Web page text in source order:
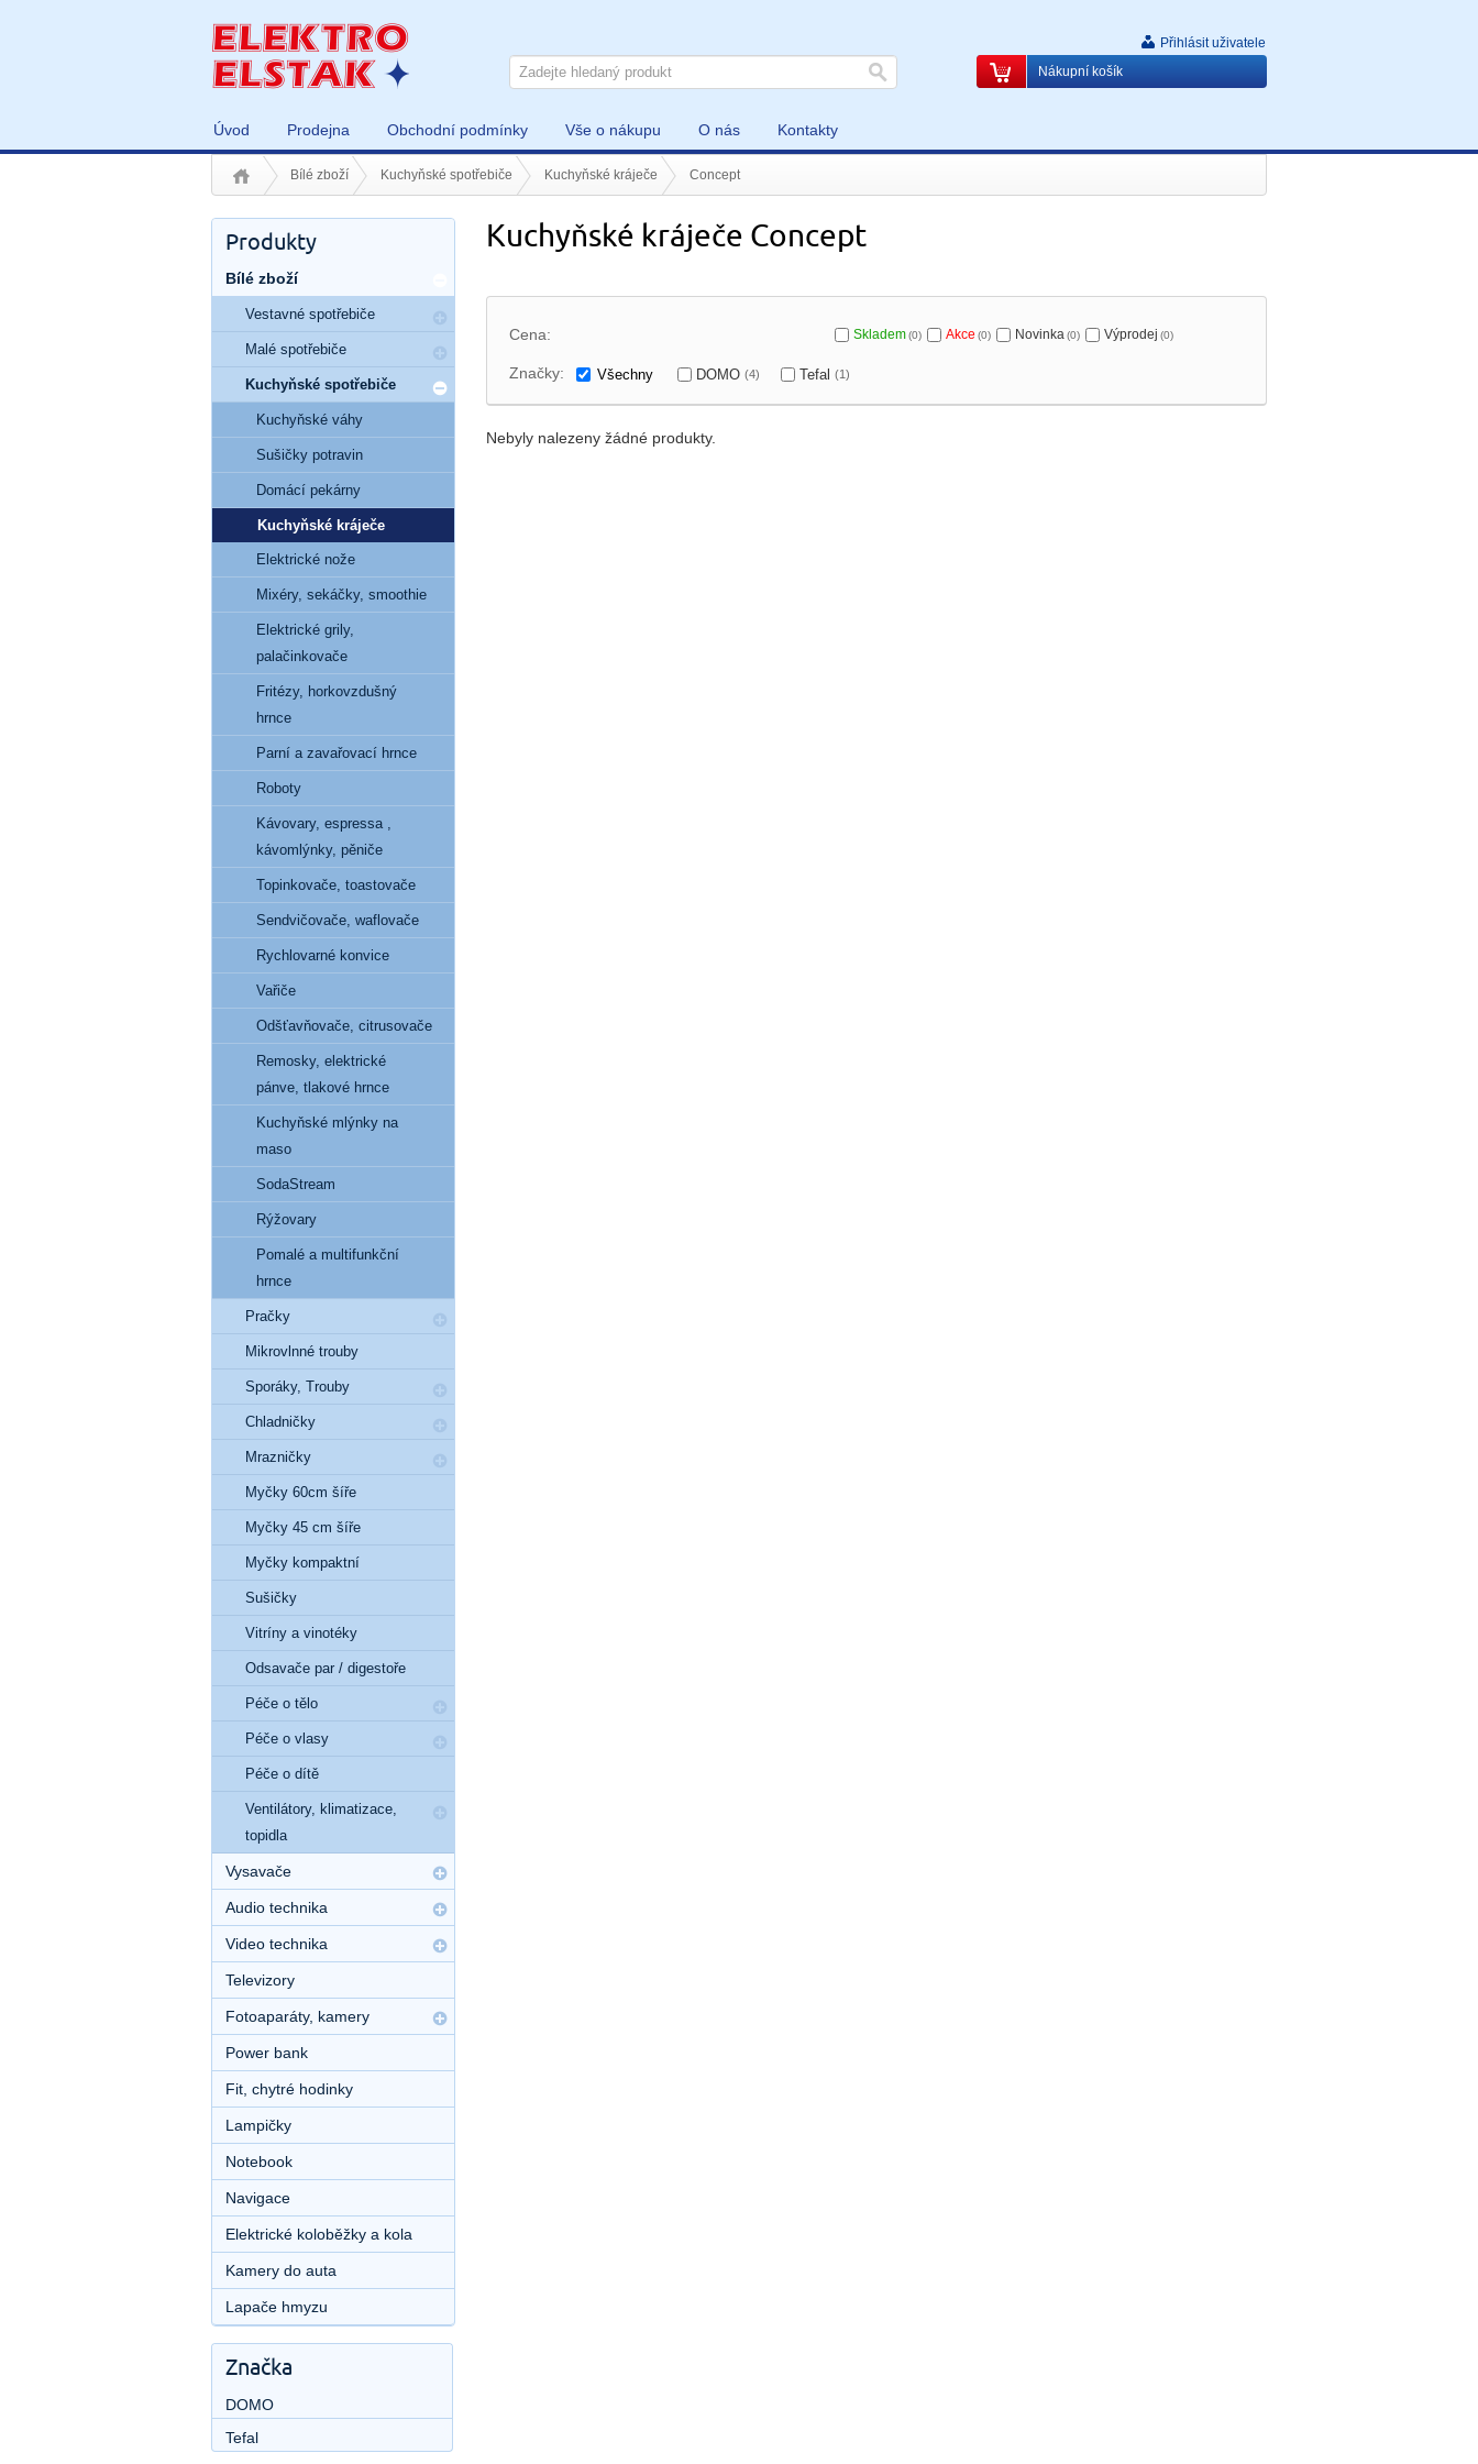
Úvod Prodejna Obchodní podmínky Vše o nákupu O nás Kontakty
Přihlásit uživatele
Nákupní košík
Bílé zboží Kuchyňské spotřebiče Kuchyňské kráječe Concept
Kuchyňské kráječe Concept
Cena: Skladem(0) Akce (0) Novinka(0) Výprodej (0)
Značky: Všechny DOMO (4) Tefal (1)
Nebyly nalezeny žádné produkty.
Produkty
Bílé zboží
Vestavné spotřebiče
Malé spotřebiče
Kuchyňské spotřebiče
Kuchyňské váhy
Sušičky potravin
Domácí pekárny
Kuchyňské kráječe
Elektrické nože
Mixéry, sekáčky, smoothie
Elektrické grily,
palačinkovače
Fritézy, horkovzdušný
hrnce
Parní a zavařovací hrnce
Roboty
Kávovary, espressa ,
kávomlýnky, pěniče
Topinkovače, toastovače
Sendvičovače, waflovače
Rychlovarné konvice
Vařiče
Odšťavňovače, citrusovače
Remosky, elektrické
pánve, tlakové hrnce
Kuchyňské mlýnky na
maso
SodaStream
Rýžovary
Pomalé a multifunkční
hrnce
Pračky
Mikrovlnné trouby
Sporáky, Trouby
Chladničky
Mrazničky
Myčky 60cm šíře
Myčky 45 cm šíře
Myčky kompaktní
Sušičky
Vitríny a vinotéky
Odsavače par / digestoře
Péče o tělo
Péče o vlasy
Péče o dítě
Ventilátory, klimatizace,
topidla
Vysavače
Audio technika
Video technika
Televizory
Fotoaparáty, kamery
Power bank
Fit, chytré hodinky
Lampičky
Notebook
Navigace
Elektrické koloběžky a kola
Kamery do auta
Lapače hmyzu
Značka
DOMO
Tefal